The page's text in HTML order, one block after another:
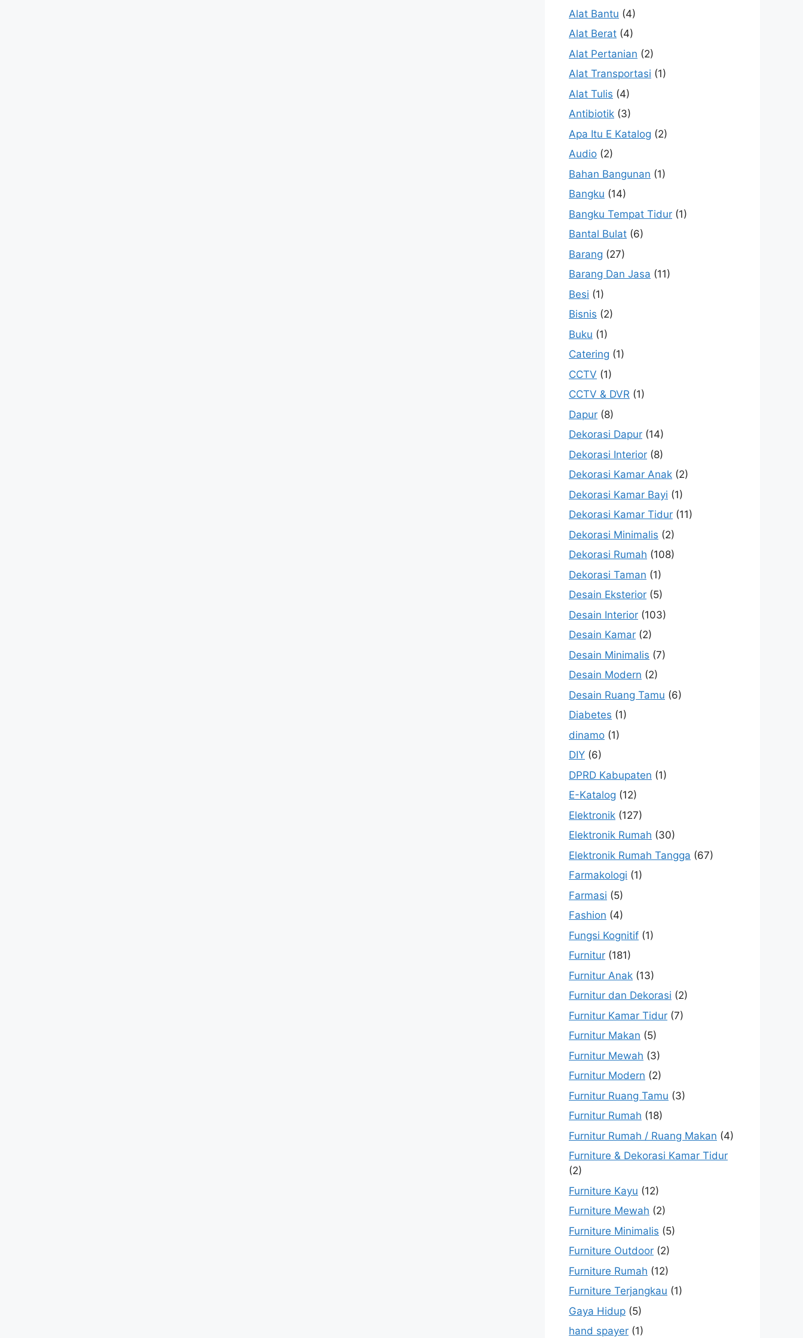
Alat Bantu (4)
Alat Berat (4)
Alat Pertanian (2)
Alat Transportasi (1)
Alat Tulis (4)
Antibiotik (3)
Apa Itu E Katalog (2)
Audio (2)
Bahan Bangunan (1)
Bangku (14)
Bangku Tempat Tidur (1)
Bantal Bulat (6)
Barang (27)
Barang Dan Jasa (11)
Besi (1)
Bisnis (2)
Buku (1)
Catering (1)
CCTV (1)
CCTV & DVR (1)
Dapur (8)
Dekorasi Dapur (14)
Dekorasi Interior (8)
Dekorasi Kamar Anak (2)
Dekorasi Kamar Bayi (1)
Dekorasi Kamar Tidur (11)
Dekorasi Minimalis (2)
Dekorasi Rumah (108)
Dekorasi Taman (1)
Desain Eksterior (5)
Desain Interior (103)
Desain Kamar (2)
Desain Minimalis (7)
Desain Modern (2)
Desain Ruang Tamu (6)
Diabetes (1)
dinamo (1)
DIY (6)
DPRD Kabupaten (1)
E-Katalog (12)
Elektronik (127)
Elektronik Rumah (30)
Elektronik Rumah Tangga (67)
Farmakologi (1)
Farmasi (5)
Fashion (4)
Fungsi Kognitif (1)
Furnitur (181)
Furnitur Anak (13)
Furnitur dan Dekorasi (2)
Furnitur Kamar Tidur (7)
Furnitur Makan (5)
Furnitur Mewah (3)
Furnitur Modern (2)
Furnitur Ruang Tamu (3)
Furnitur Rumah (18)
Furnitur Rumah / Ruang Makan (4)
Furniture & Dekorasi Kamar Tidur
(2)
Furniture Kayu (12)
Furniture Mewah (2)
Furniture Minimalis (5)
Furniture Outdoor (2)
Furniture Rumah (12)
Furniture Terjangkau (1)
Gaya Hidup (5)
hand spayer (1)